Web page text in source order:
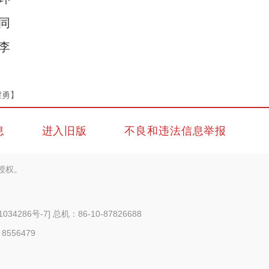
】
进入旧版 不良和违法信息举报
。
号-7] 总机：86-10-87826688
/ 8556479